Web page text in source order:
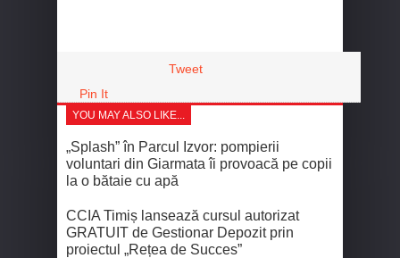
Tweet
Pin It
YOU MAY ALSO LIKE...
„Splash” în Parcul Izvor: pompierii
voluntari din Giarmata îi provoacă pe copii
la o bătaie cu apă
CCIA Timiș lansează cursul autorizat
GRATUIT de Gestionar Depozit prin
proiectul „Rețea de Succes”